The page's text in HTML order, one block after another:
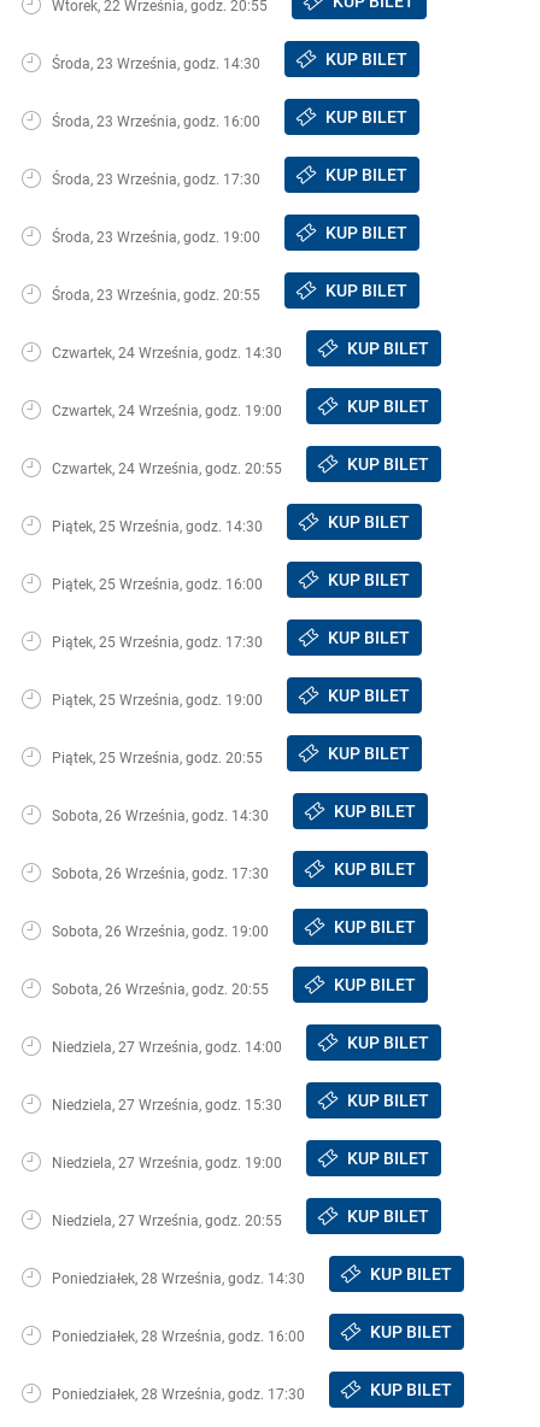
Wtorek, 22 Września, godz. 20:55
Środa, 23 Września, godz. 14:30 KUP BILET
Środa, 23 Września, godz. 16:00 KUP BILET
Środa, 23 Września, godz. 17:30 KUP BILET
Środa, 23 Września, godz. 19:00 KUP BILET
Środa, 23 Września, godz. 20:55 KUP BILET
Czwartek, 24 Września, godz. 14:30 KUP BILET
Czwartek, 24 Września, godz. 19:00 KUP BILET
Czwartek, 24 Września, godz. 20:55 KUP BILET
Piątek, 25 Września, godz. 14:30 KUP BILET
Piątek, 25 Września, godz. 16:00 KUP BILET
Piątek, 25 Września, godz. 17:30 KUP BILET
Piątek, 25 Września, godz. 19:00 KUP BILET
Piątek, 25 Września, godz. 20:55 KUP BILET
Sobota, 26 Września, godz. 14:30 KUP BILET
Sobota, 26 Września, godz. 17:30 KUP BILET
Sobota, 26 Września, godz. 19:00 KUP BILET
Sobota, 26 Września, godz. 20:55 KUP BILET
Niedziela, 27 Września, godz. 14:00 KUP BILET
Niedziela, 27 Września, godz. 15:30 KUP BILET
Niedziela, 27 Września, godz. 19:00 KUP BILET
Niedziela, 27 Września, godz. 20:55 KUP BILET
Poniedziałek, 28 Września, godz. 14:30 KUP BILET
Poniedziałek, 28 Września, godz. 16:00 KUP BILET
Poniedziałek, 28 Września, godz. 17:30 KUP BILET